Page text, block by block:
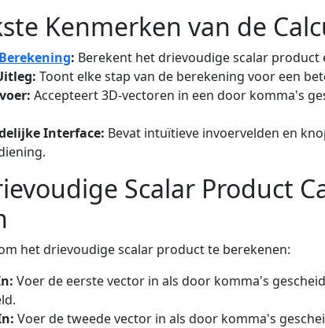
Kenmerken van de
: Berekent het drievoudige scalar product
Toont elke stap van de berekening voor een
Accepteert 3D-vectoren in een door komma's
Interface: Bevat intuïtieve invoervelden en
Scalar Product
het drievoudige scalar product te berekenen:
Voer de eerste vector in als door komma's
Voer de tweede vector in als door komma's